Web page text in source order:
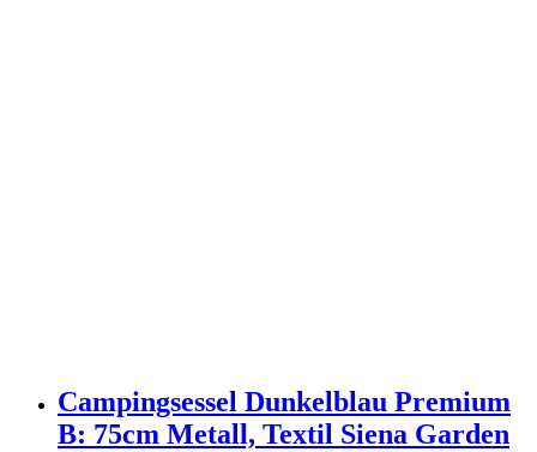
Campingsessel Dunkelblau Premium
B: 75cm Metall, Textil Siena Garden